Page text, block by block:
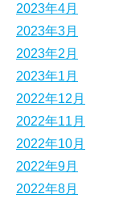
2023年4月
2023年3月
2023年2月
2023年1月
2022年12月
2022年11月
2022年10月
2022年9月
2022年8月